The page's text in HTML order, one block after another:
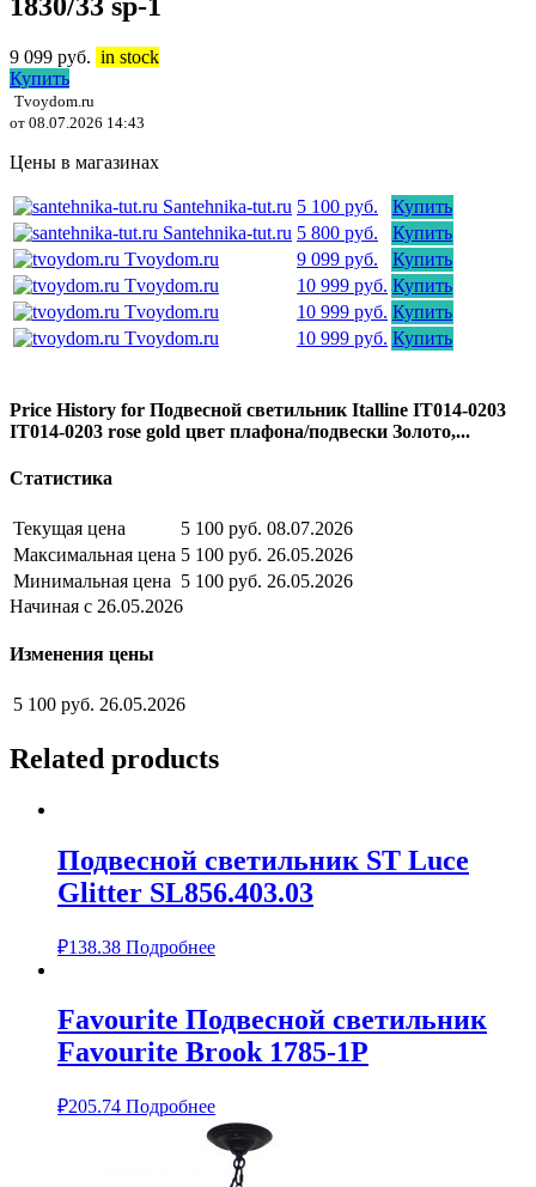
9 099 руб. in stock
Купить
Tvoydom.ru
от 08.07.2026 14:43
Цены в магазинах
Santehnika-tut.ru 5 100 руб.
Купить
Santehnika-tut.ru 5 800 руб.
Купить
Tvoydom.ru
9 099 руб.
Купить
Tvoydom.ru
10 999 руб. Купить
Tvoydom.ru
10 999 руб. Купить
Tvoydom.ru
10 999 руб. Купить
Price History for Подвесной светильник Italline IT014-0203
IT014-0203 rose gold цвет плафона/подвески Золото,...
Статистика
Текущая цена 5 100 руб. 08.07.2026
Максимальная цена 5 100 руб. 26.05.2026
Минимальная цена 5 100 руб. 26.05.2026
Начиная с 26.05.2026
Изменения цены
5 100 руб. 26.05.2026
Related products
Подвесной светильник ST Luce
Glitter SL856.403.03
₽138.38 Подробнее
Favourite Подвесной светильник
Favourite Brook 1785-1P
₽205.74 Подробнее